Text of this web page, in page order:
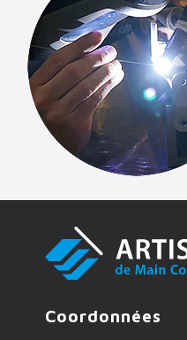
Coordonnées